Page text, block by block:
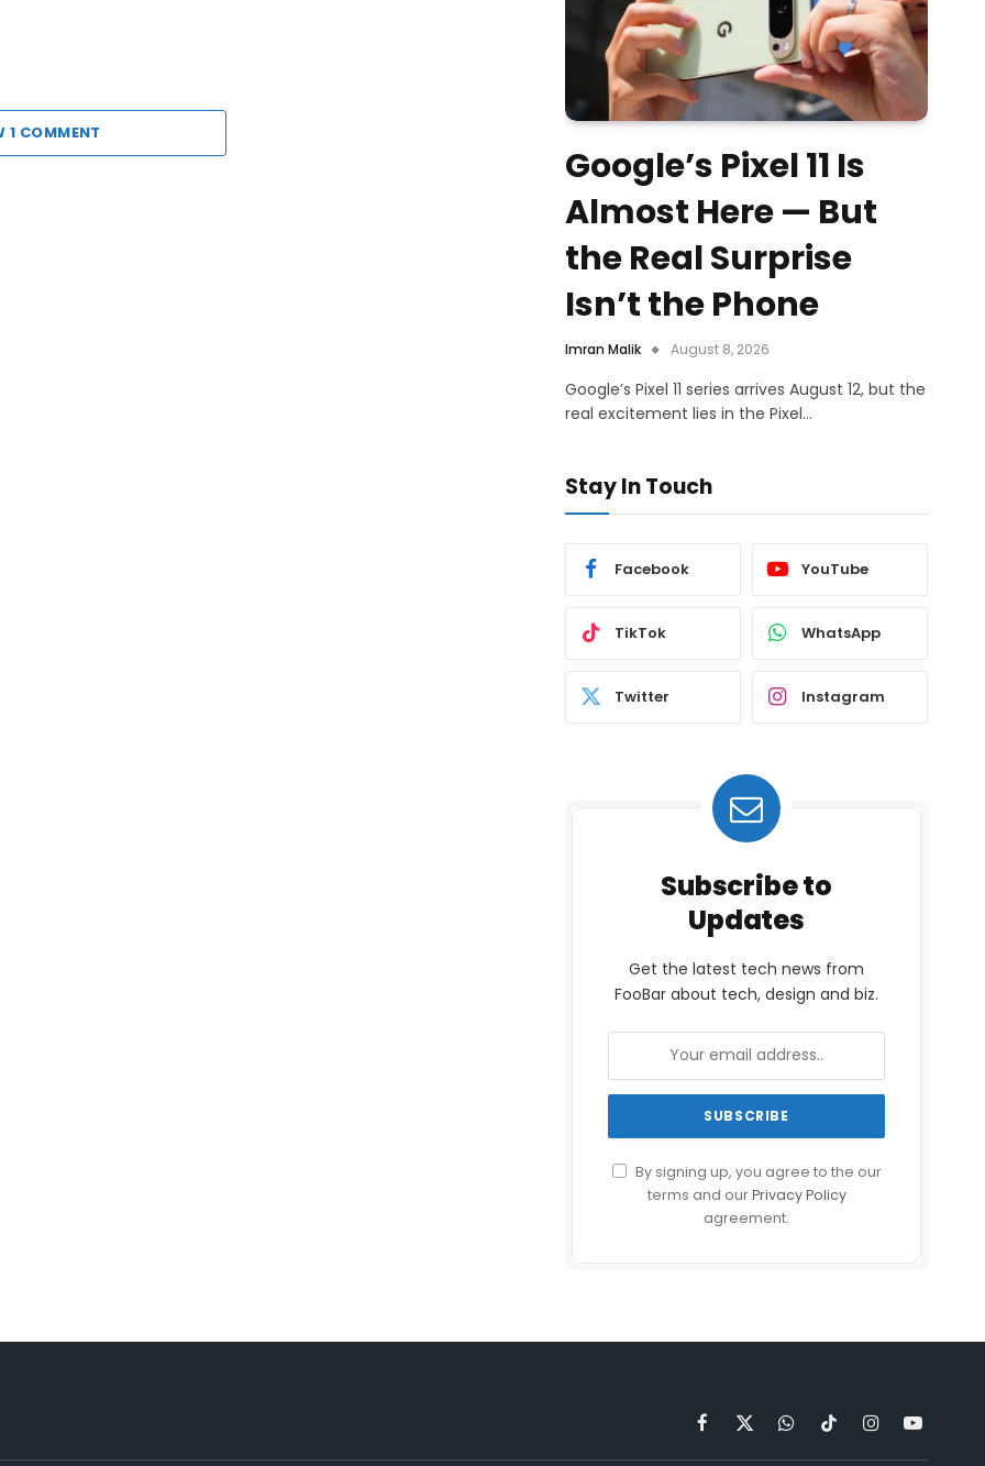
1 COMMENT
Google’s Pixel 11 Is
Almost Here — But
the Real Surprise
Isn’t the Phone
Imran Malik August 8, 2026
Google’s Pixel 11 series arrives August 12, but the
real excitement lies in the Pixel…
Stay In Touch
Facebook YouTube
TikTok WhatsApp
Twitter Instagram
Subscribe to
Updates
Get the latest tech news from
FooBar about tech, design and biz.
By signing up, you agree to the our
terms and ourPrivacy Policy
agreement.
Facebook
X
(Twitter)
WhatsApp
TikTokInstagramYouTube